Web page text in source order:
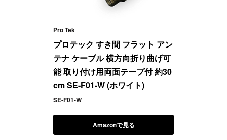
Pro Tek
プロテック すき間 フラット アン
テナ ケーブル 横方向折り曲げ可
能 取り付け用両面テープ付 約30
cm SE-F01-W (ホワイト)
SE-F01-W
Amazonで見る